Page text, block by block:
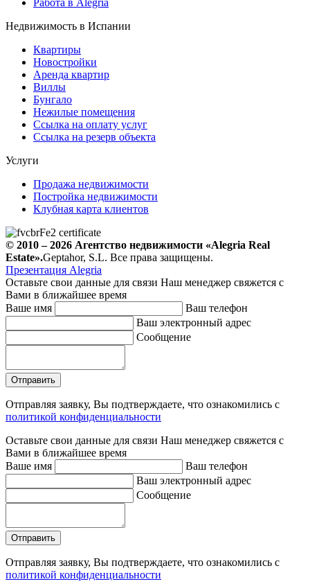
Недвижимость в Испании
Квартиры
Новостройки
Аренда квартир
Виллы
Бунгало
Нежилые помещения
Ссылка на оплату услуг
Ссылка на резерв объекта
Услуги
Продажа недвижимости
Постройка недвижимости
Клубная карта клиентов
© 2010 – 2026 Агентство недвижимости «Alegria Real
Estate».Geptahor, S.L. Все права защищены.
Презентация Alegria
Оставьте свои данные для связи Наш менеджер свяжется с
Вами в ближайшее время
Ваше имя
Ваш телефон
Ваш электронный адрес
Сообщение
Отправляя заявку, Вы подтверждаете, что ознакомились с
политикой конфиденциальности
Оставьте свои данные для связи Наш менеджер свяжется с
Вами в ближайшее время
Ваше имя
Ваш телефон
Ваш электронный адрес
Сообщение
Отправляя заявку, Вы подтверждаете, что ознакомились с
политикой конфиденциальности